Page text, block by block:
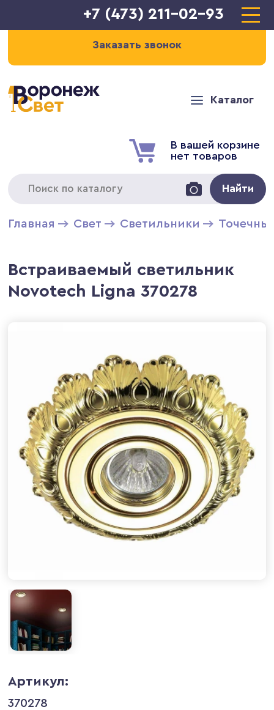
+7 (473) 211-02-93
Заказать звонок
Каталог
В вашей корзине
нет товаров
Найти
Главная Свет Светильники
Встраиваемый светильник
Novotech Ligna 370278
Артикул:
370278